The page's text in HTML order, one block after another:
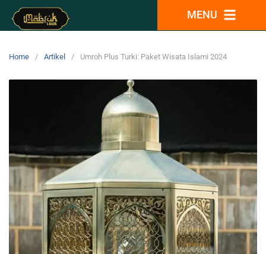
MENU
Home Artikel Umroh Plus Turki: Paket Wisata Islami 2024